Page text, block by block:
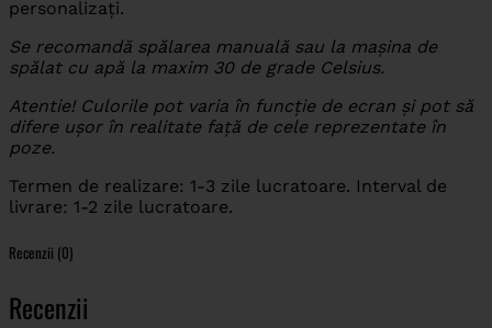
personalizați.
Se recomandă spălarea manuală sau la mașina de
spălat cu apă la maxim 30 de grade Celsius.
Atentie! Culorile pot varia în funcție de ecran și pot să
difere ușor în realitate față de cele reprezentate în
poze.
Termen de realizare: 1-3 zile lucratoare. Interval de
livrare: 1-2 zile lucratoare.
Recenzii (0)
Recenzii